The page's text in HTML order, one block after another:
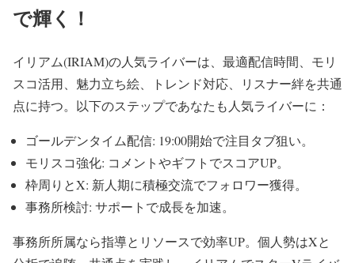
で輝く！
イリアム(IRIAM)の人気ライバーは、最適配信時間、モリ
スコ活用、魅力立ち絵、トレンド対応、リスナー絆を共通
点に持つ。以下のステップであなたも人気ライバーに：
ゴールデンタイム配信: 19:00開始で注目タブ狙い。
モリスコ強化: コメントやギフトでスコアUP。
枠周りとX: 新人期に積極交流でフォロワー獲得。
事務所検討: サポートで成長を加速。
事務所所属なら指導とリソースで効率UP。個人勢はXと